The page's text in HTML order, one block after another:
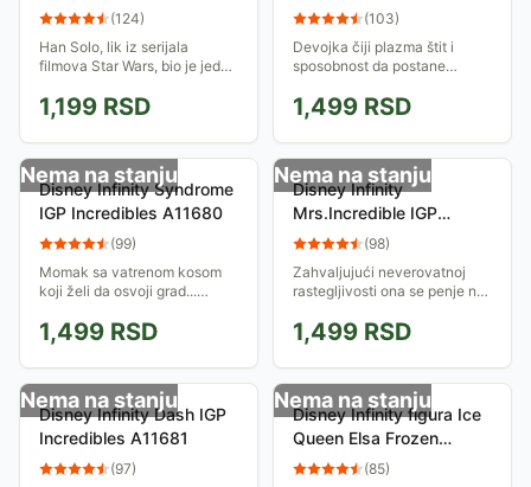
Wars IQAV000114
(124)
Han Solo, lik iz serijala
filmova Star Wars, bio je jedan
alijanse. Sada je tu i za tvoju
Disney Infinity platformu.
Zabavi se u...
1,199 RSD
(103)
Devojka čiji plazma štit i
sposobnost da postane
koristi u opasnim
situacijama... Postavi figuru
na bazu i iskoristi...
1,499 RSD
Nema na stanju
Disney Infinity Syndrome
IGP Incredibles A11680
(99)
Momak sa vatrenom kosom
koji želi da osvoji grad...
na bazu i iskoristi njene
sposobnosti da se boriš,
izgradiš,...
1,499 RSD
Nema na stanju
Disney Infinity
Mrs.Incredible IGP
Incredibles A11679
(98)
Zahvaljujući neverovatnoj
rastegljivosti ona se penje na
Postavi Disney Infinity figuru
na bazu i iskoristi njene...
1,499 RSD
Nema na stanju
Disney Infinity Dash IGP
Incredibles A11681
(97)
Nema na stanju
Disney Infinity figura Ice
Queen Elsa Frozen
IQAV000024 023649
(85)